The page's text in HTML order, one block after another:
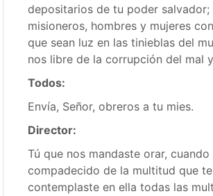
depositarios de tu poder salvador;
misioneros, hombres y mujeres
que sean luz en las tinieblas del
nos libre de la corrupción del mal
Todos:
Envía, Señor, obreros a tu mies.
Director:
Tú que nos mandaste orar, cuando
compadecido de la multitud que
contemplaste en ella todas las